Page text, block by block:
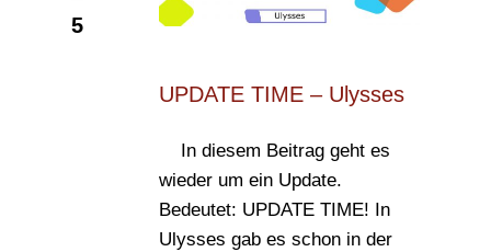
5
UPDATE TIME – Ulysses
In diesem Beitrag geht es
wieder um ein Update.
Bedeutet: UPDATE TIME! In
Ulysses gab es schon in der